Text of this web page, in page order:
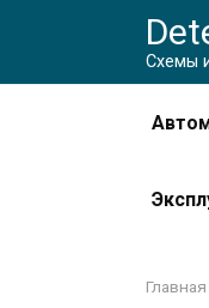
Схемы
Главная